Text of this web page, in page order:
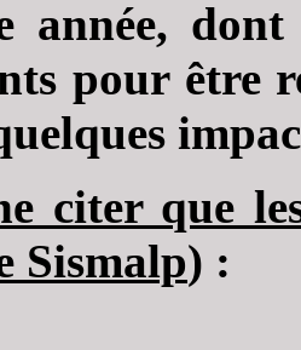
année,
pour être
citer que
Sismalp) :